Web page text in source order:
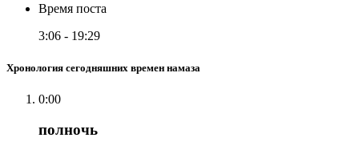
Время поста
3:06 - 19:29
Хронология сегодняшних времен намаза
0:00
полночь